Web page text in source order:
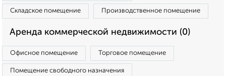
Складское помещение Производственное помещение
Аренда коммерческой недвижимости (0)
Офисное помещение Торговое помещение
Помещение свободного назначения